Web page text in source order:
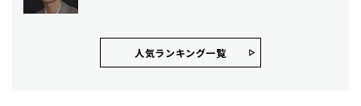
人気ランキング⼀覧